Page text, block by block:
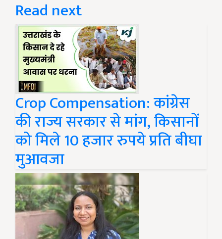
Read next
Crop Compensation: कांग्रेस
की राज्य सरकार से मांग, किसानों
को मिले 10 हजार रुपये प्रति बीघा
मुआवजा